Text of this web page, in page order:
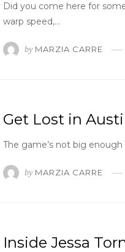
Did you come here for
warp speed,…
by MARZIA CARRE
Get Lost in
The game’s not big
by MARZIA CARRE
Inside Jessa